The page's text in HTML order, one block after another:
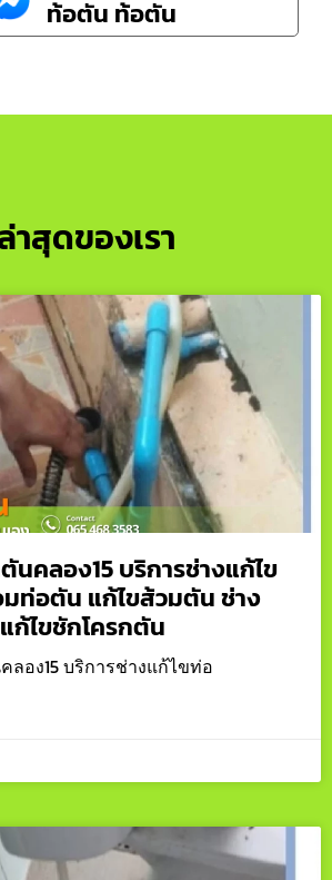
ท้อตัน ท้อตัน
สุดของเรา
นคลอง15 บริการช่างแก้ไข
ท่อตัน แก้ไขส้วมตัน ช่าง
ก้ไขชักโครกตัน
อง15 บริการช่างแก้ไขท่อ